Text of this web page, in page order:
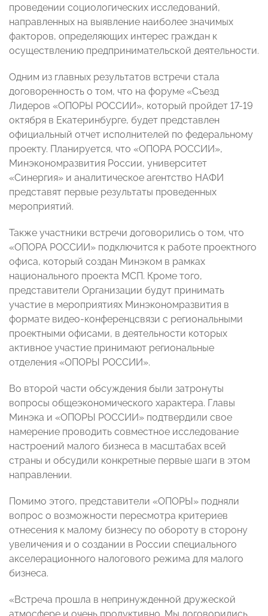
проведении социологических исследований,
направленных на выявление наиболее значимых
факторов, определяющих интерес граждан к
осуществлению предпринимательской деятельности.
Одним из главных результатов встречи стала
договоренность о том, что на форуме «Съезд
Лидеров «ОПОРЫ РОССИИ», который пройдет 17-19
октября в Екатеринбурге, будет представлен
официальный отчет исполнителей по федеральному
проекту. Планируется, что «ОПОРА РОССИИ»,
Минэкономразвития России, университет
«Синергия» и аналитическое агентство НАФИ
представят первые результаты проведенных
мероприятий.
Также участники встречи договорились о том, что
«ОПОРА РОССИИ» подключится к работе проектного
офиса, который создан Минэком в рамках
национального проекта МСП. Кроме того,
представители Организации будут принимать
участие в мероприятиях Минэкономразвития в
формате видео-конференцсвязи с региональными
проектными офисами, в деятельности которых
активное участие принимают региональные
отделения «ОПОРЫ РОССИИ».
Во второй части обсуждения были затронуты
вопросы общеэкономического характера. Главы
Минэка и «ОПОРЫ РОССИИ» подтвердили свое
намерение проводить совместное исследование
настроений малого бизнеса в масштабах всей
страны и обсудили конкретные первые шаги в этом
направлении.
Помимо этого, представители «ОПОРЫ» подняли
вопрос о возможности пересмотра критериев
отнесения к малому бизнесу по обороту в сторону
увеличения и о создании в России специального
акселерационного налогового режима для малого
бизнеса.
«Встреча прошла в непринужденной дружеской